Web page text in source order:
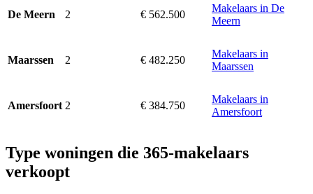
De Meern 2 € 562.500
Makelaars in De
Meern
Maarssen 2 € 482.250
Makelaars in
Maarssen
Amersfoort 2 € 384.750
Makelaars in
Amersfoort
Type woningen die 365-makelaars
verkoopt